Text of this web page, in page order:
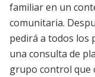
familiar en un
comunitaria.
pedirá a todos los
una consulta de
grupo control que